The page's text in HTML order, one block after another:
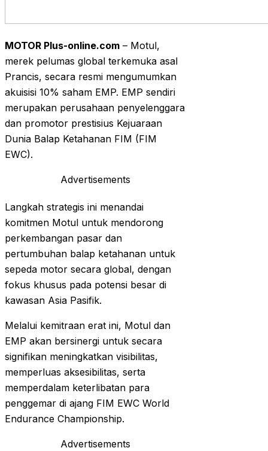
MOTOR Plus-online.com – Motul,
merek pelumas global terkemuka asal
Prancis, secara resmi mengumumkan
akuisisi 10% saham EMP. EMP sendiri
merupakan perusahaan penyelenggara
dan promotor prestisius Kejuaraan
Dunia Balap Ketahanan FIM (FIM
EWC).
Advertisements
Langkah strategis ini menandai
komitmen Motul untuk mendorong
perkembangan pasar dan
pertumbuhan balap ketahanan untuk
sepeda motor secara global, dengan
fokus khusus pada potensi besar di
kawasan Asia Pasifik.
Melalui kemitraan erat ini, Motul dan
EMP akan bersinergi untuk secara
signifikan meningkatkan visibilitas,
memperluas aksesibilitas, serta
memperdalam keterlibatan para
penggemar di ajang FIM EWC World
Endurance Championship.
Advertisements